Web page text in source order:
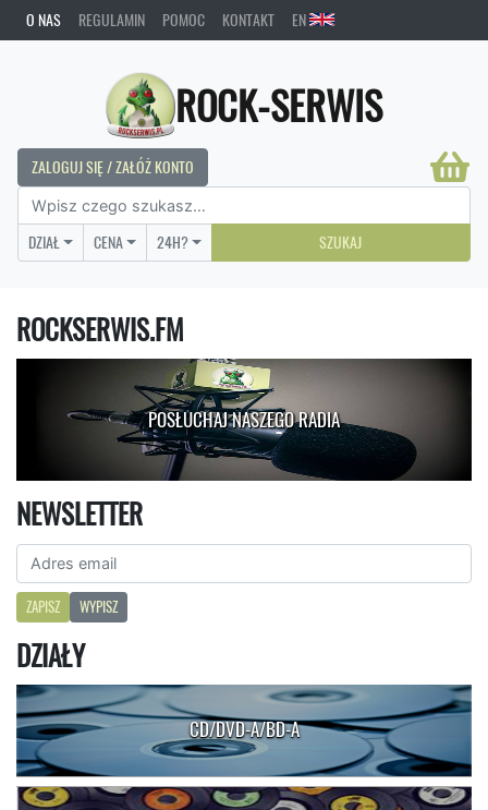
O NAS REGULAMIN POMOC KONTAKT EN
ROCK-SERWIS
ZALOGUJ SIĘ / ZAŁÓŻ KONTO
DZIAŁ CENA 24H? SZUKAJ
ROCKSERWIS.FM
POSŁUCHAJ NASZEGO RADIA
NEWSLETTER
ZAPISZ WYPISZ
DZIAŁY
CD/DVD-A/BD-A